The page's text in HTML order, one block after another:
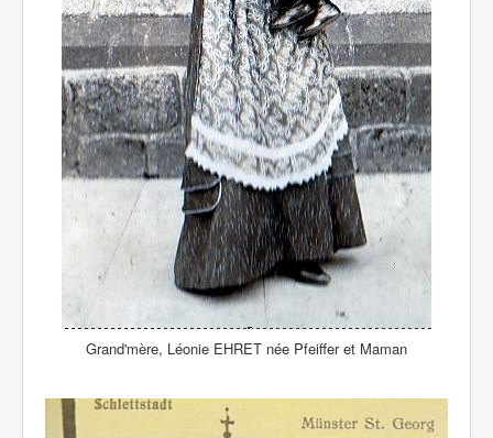
Grand'mère, Léonie EHRET née Pfeiffer et Maman